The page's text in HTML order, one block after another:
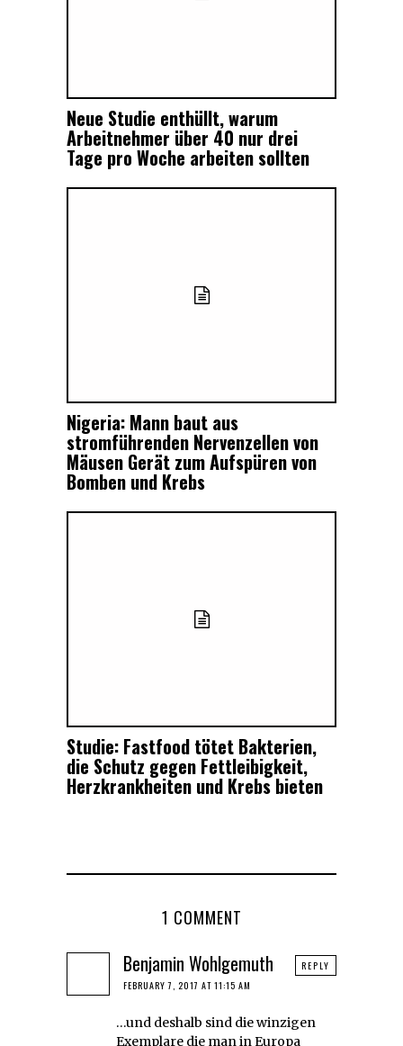
Neue Studie enthüllt, warum
Arbeitnehmer über 40 nur drei
Tage pro Woche arbeiten sollten
Nigeria: Mann baut aus
stromführenden Nervenzellen von
Mäusen Gerät zum Aufspüren von
Bomben und Krebs
Studie: Fastfood tötet Bakterien,
die Schutz gegen Fettleibigkeit,
Herzkrankheiten und Krebs bieten
1 COMMENT
Benjamin Wohlgemuth
FEBRUARY 7, 2017 AT 11:15 AM
…und deshalb sind die winzigen
Exemplare die man in Europa
REPLY